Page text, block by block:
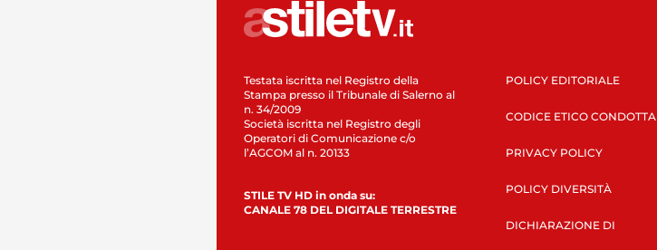
Testata iscritta nel Registro della
Stampa presso il Tribunale di Salerno al
n. 34/2009
Società iscritta nel Registro degli
Operatori di Comunicazione c/o
l’AGCOM al n. 20133
STILE TV HD in onda su:
CANALE 78 DEL DIGITALE TERRESTRE
POLICY EDITORIALE
CODICE ETICO CONDOTTA
PRIVACY POLICY
POLICY DIVERSITÀ
DICHIARAZIONE DI